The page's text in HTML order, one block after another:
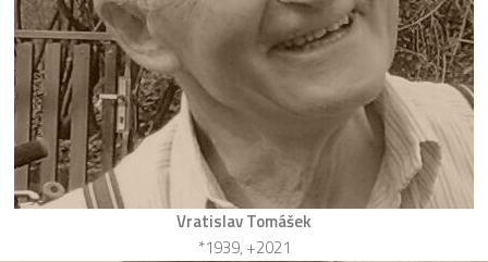
Vratislav Tomášek
*1939, +2021